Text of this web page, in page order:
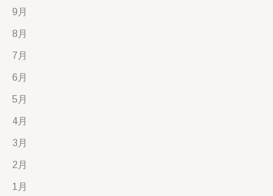
9月
8月
7月
6月
5月
4月
3月
2月
1月